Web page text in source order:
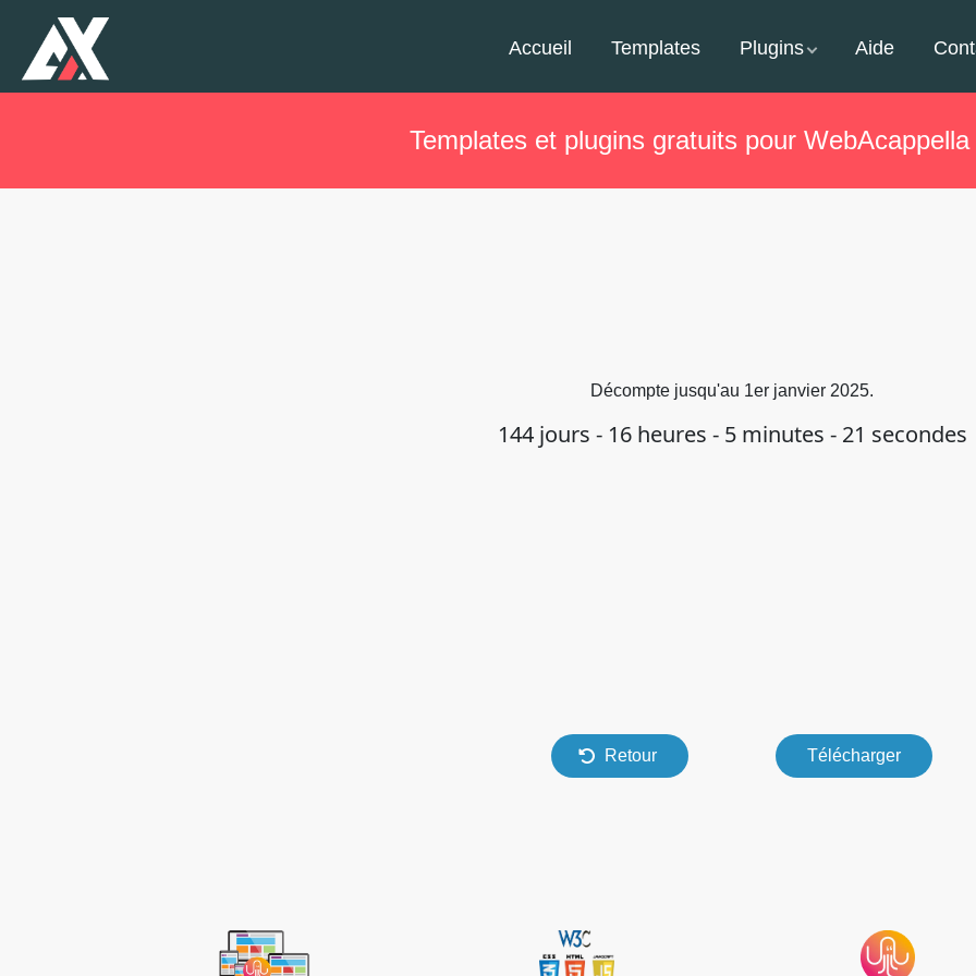
Accueil Templates Plugins Aide
Templates et plugins gratuits pour
Décompte jusqu'au 1er janvier 2025.
144jours - 16heures - 5minutes - 21 secondes
Retour Télécharger